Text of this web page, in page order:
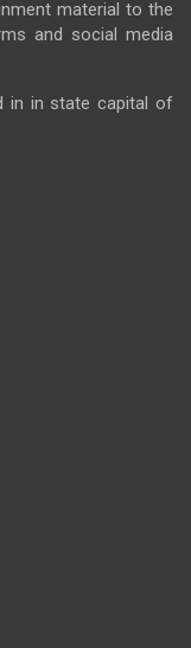
material to the
and social media
in in state capital of